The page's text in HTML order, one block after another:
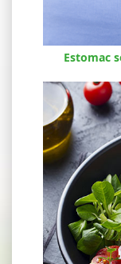
Estomac